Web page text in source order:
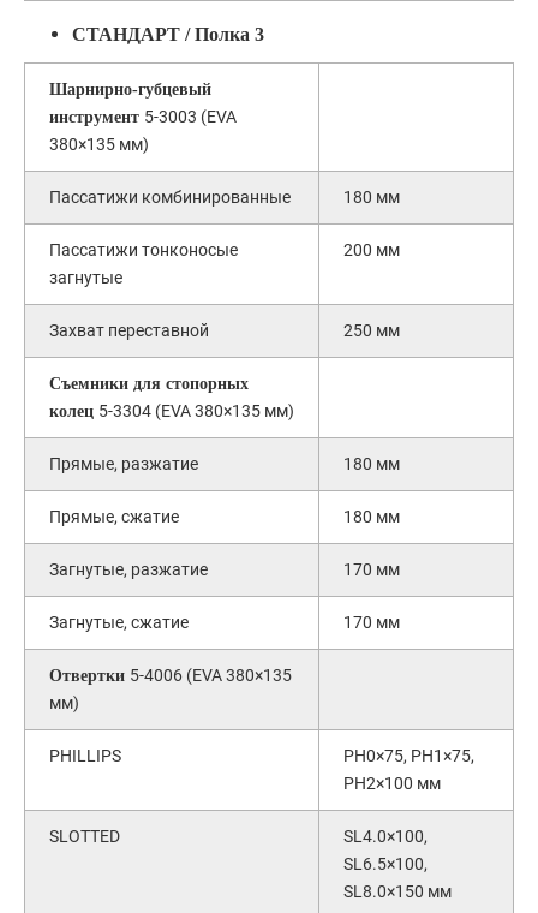
СТАНДАРТ / Полка 3
Шарнирно-губцевый
инструмент 5-3003 (EVA
380×135 мм)
Пассатижи комбинированные 180 мм
Пассатижи тонконосые
загнутые
200 мм
Захват переставной 250 мм
Съемники для стопорных
колец 5-3304 (EVA 380×135 мм)
Прямые, разжатие 180 мм
Прямые, сжатие 180 мм
Загнутые, разжатие 170 мм
Загнутые, сжатие 170 мм
Отвертки 5-4006 (EVA 380×135
мм)
PHILLIPS
PH0×75, PH1×75,
PH2×100 мм
SLOTTED
SL4.0×100,
SL6.5×100,
SL8.0×150 мм